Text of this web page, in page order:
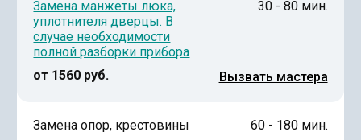
Замена манжеты люка,
уплотнителя дверцы. В
случае необходимости
полной разборки прибора
от 1560 руб.
30 - 80 мин.
Вызвать мастера
Замена опор, крестовины
60 - 180 мин.